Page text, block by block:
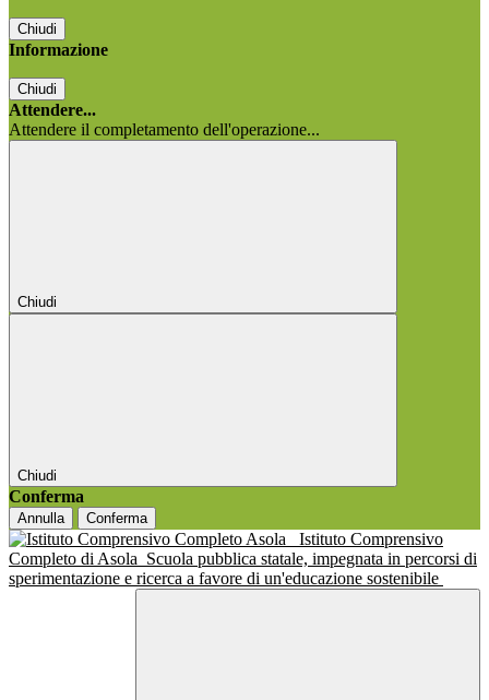
Chiudi
Informazione
Chiudi
Attendere...
Attendere il completamento dell'operazione...
Chiudi
Chiudi
Conferma
Annulla Conferma
Istituto Comprensivo
Completo di Asola Scuola pubblica statale, impegnata in percorsi di
sperimentazione e ricerca a favore di un'educazione sostenibile